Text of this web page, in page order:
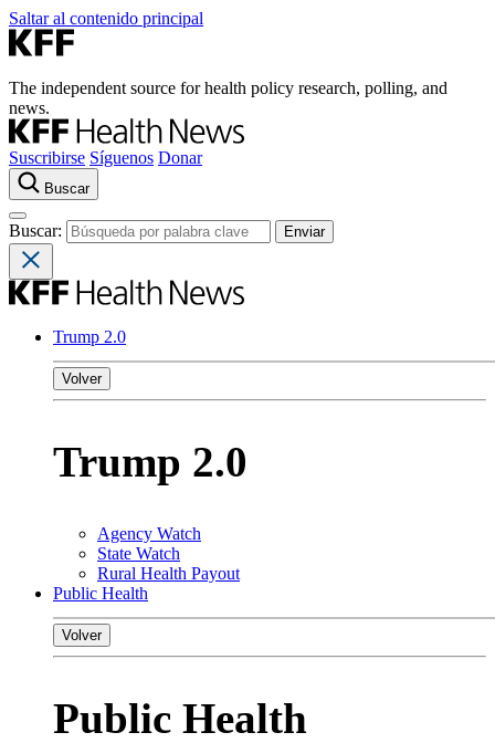
Saltar al contenido principal
The independent source for health policy research, polling, and
news.
Suscribirse Síguenos Donar
Buscar
Buscar:
Trump 2.0
Volver
Trump 2.0
Agency Watch
State Watch
Rural Health Payout
Public Health
Volver
Public Health